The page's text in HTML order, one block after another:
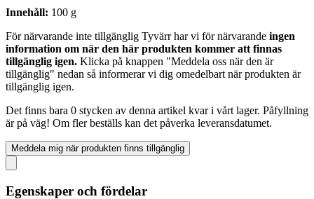
Innehåll: 100 g
För närvarande inte tillgänglig Tyvärr har vi för närvarande ingen
information om när den här produkten kommer att finnas
tillgänglig igen. Klicka på knappen "Meddela oss när den är
tillgänglig" nedan så informerar vi dig omedelbart när produkten är
tillgänglig igen.
Det finns bara 0 stycken av denna artikel kvar i vårt lager. Påfyllning
är på väg! Om fler beställs kan det påverka leveransdatumet.
Meddela mig när produkten finns tillgänglig
Egenskaper och fördelar